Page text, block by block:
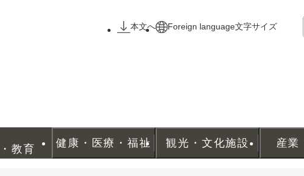
本文へ
Foreign language文字サイズ
教育 健康・医療・福祉 観光・文化施設 産業